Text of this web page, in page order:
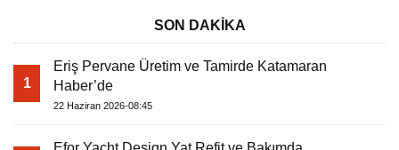
SON DAKİKA
1
Eriş Pervane Üretim ve Tamirde Katamaran
Haber’de
22 Haziran 2026-08:45